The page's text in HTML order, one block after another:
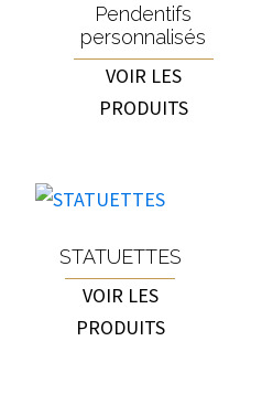
Pendentifs
personnalisés
VOIR LES
PRODUITS
STATUETTES
VOIR LES
PRODUITS